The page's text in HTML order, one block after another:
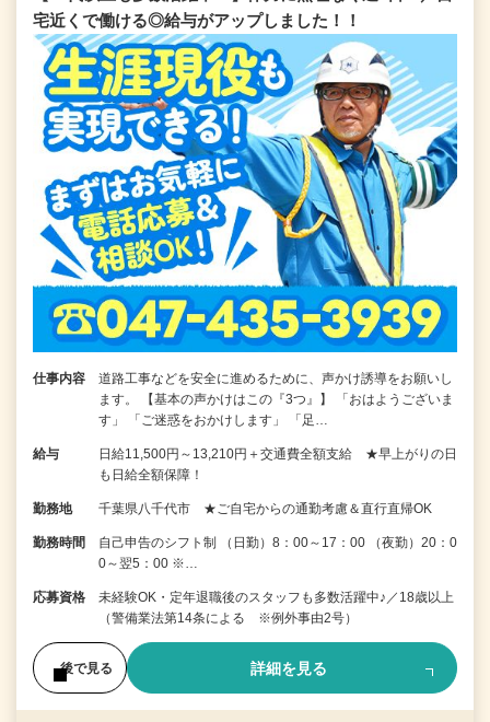
宅近くで働ける◎給与がアップしました！！
仕事内容
道路工事などを安全に進めるために、声かけ誘導をお願いし
ます。 【基本の声かけはこの『3つ』】 「おはようございま
す」 「ご迷惑をおかけします」 「足…
給与
日給11,500円～13,210円＋交通費全額支給 ★早上がりの日
も日給全額保障！
勤務地 千葉県八千代市 ★ご自宅からの通勤考慮＆直行直帰OK
勤務時間
自己申告のシフト制 （日勤）8：00～17：00 （夜勤）20：0
0～翌5：00 ※…
応募資格
未経験OK・定年退職後のスタッフも多数活躍中♪／18歳以上
（警備業法第14条による ※例外事由2号）
後で見る 詳細を見る